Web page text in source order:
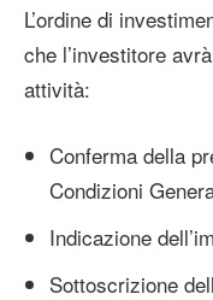
L’ordine di
che l’investitore
attività:
Conferma della
Condizioni
Indicazione
Sottoscrizione